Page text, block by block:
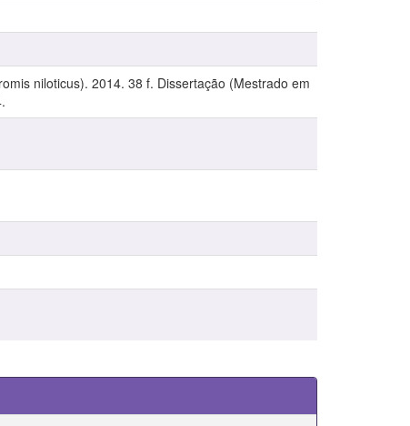
niloticus). 2014. 38 f. Dissertação (Mestrado em